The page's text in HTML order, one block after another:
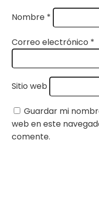
Nombre *
Correo electrónico *
Sitio web
Guardar mi
web en este
comente.